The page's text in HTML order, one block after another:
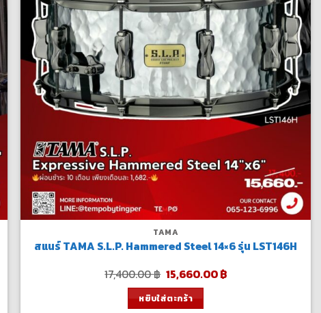
TAMA
สแนร์ TAMA S.L.P. Hammered Steel 14×6 รุ่น LST146H
17,400.00฿ Original
price
was:
17,400.00 ฿.
15,660.00฿Current
หยิบใส่ตะกร้า